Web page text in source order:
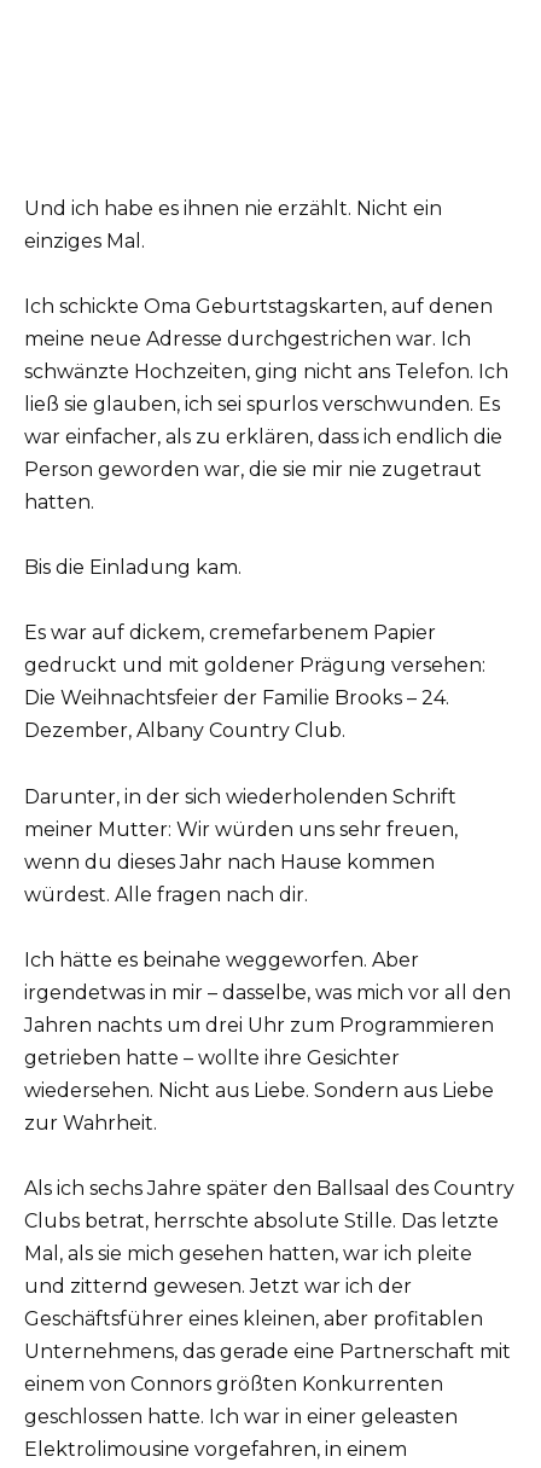
Und ich habe es ihnen nie erzählt. Nicht ein
einziges Mal.
Ich schickte Oma Geburtstagskarten, auf denen
meine neue Adresse durchgestrichen war. Ich
schwänzte Hochzeiten, ging nicht ans Telefon. Ich
ließ sie glauben, ich sei spurlos verschwunden. Es
war einfacher, als zu erklären, dass ich endlich die
Person geworden war, die sie mir nie zugetraut
hatten.
Bis die Einladung kam.
Es war auf dickem, cremefarbenem Papier
gedruckt und mit goldener Prägung versehen:
Die Weihnachtsfeier der Familie Brooks – 24.
Dezember, Albany Country Club.
Darunter, in der sich wiederholenden Schrift
meiner Mutter: Wir würden uns sehr freuen,
wenn du dieses Jahr nach Hause kommen
würdest. Alle fragen nach dir.
Ich hätte es beinahe weggeworfen. Aber
irgendetwas in mir – dasselbe, was mich vor all den
Jahren nachts um drei Uhr zum Programmieren
getrieben hatte – wollte ihre Gesichter
wiedersehen. Nicht aus Liebe. Sondern aus Liebe
zur Wahrheit.
Als ich sechs Jahre später den Ballsaal des Country
Clubs betrat, herrschte absolute Stille. Das letzte
Mal, als sie mich gesehen hatten, war ich pleite
und zitternd gewesen. Jetzt war ich der
Geschäftsführer eines kleinen, aber profitablen
Unternehmens, das gerade eine Partnerschaft mit
einem von Connors größten Konkurrenten
geschlossen hatte. Ich war in einer geleasten
Elektrolimousine vorgefahren, in einem